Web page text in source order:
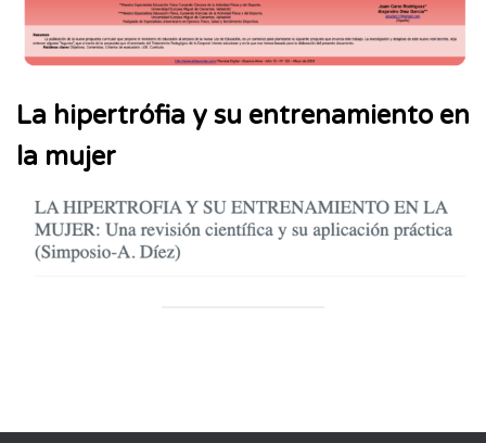
La hipertrófia y su entrenamiento en
la mujer